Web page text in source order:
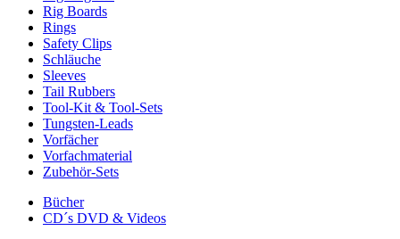
Rig Boards
Rings
Safety Clips
Schläuche
Sleeves
Tail Rubbers
Tool-Kit & Tool-Sets
Tungsten-Leads
Vorfächer
Vorfachmaterial
Zubehör-Sets
Bücher
CD´s DVD & Videos